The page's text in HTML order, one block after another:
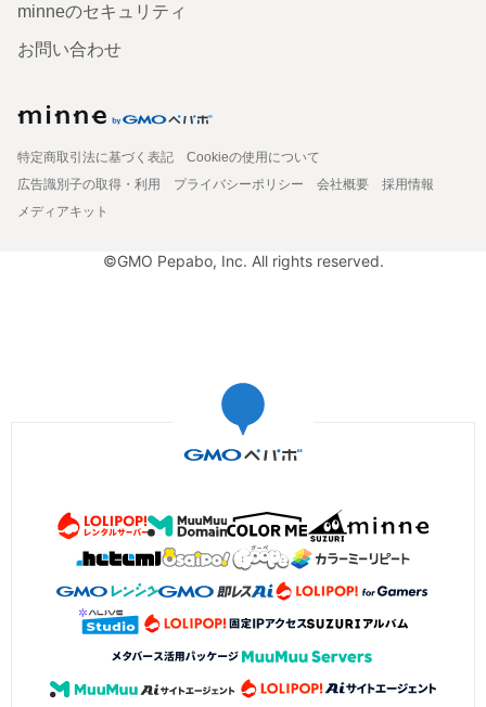
minneのセキュリティ
お問い合わせ
特定商取引法に基づく表記
Cookieの使用について
広告識別子の取得・利用
プライバシーポリシー 会社概要
採用情報
メディアキット
©GMO Pepabo, Inc. All rights reserved.